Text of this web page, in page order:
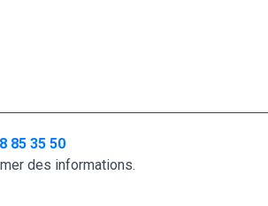
85 35 50
des informations.